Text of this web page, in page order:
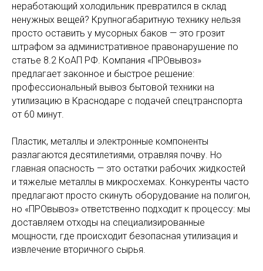
неработающий холодильник превратился в склад
ненужных вещей? Крупногабаритную технику нельзя
просто оставить у мусорных баков — это грозит
штрафом за административное правонарушение по
статье 8.2 КоАП РФ. Компания «ПРОвывоз»
предлагает законное и быстрое решение:
профессиональный вывоз бытовой техники на
утилизацию в Краснодаре с подачей спецтранспорта
от 60 минут.
Пластик, металлы и электронные компоненты
разлагаются десятилетиями, отравляя почву. Но
главная опасность — это остатки рабочих жидкостей
и тяжелые металлы в микросхемах. Конкуренты часто
предлагают просто скинуть оборудование на полигон,
но «ПРОвывоз» ответственно подходит к процессу: мы
доставляем отходы на специализированные
мощности, где происходит безопасная утилизация и
извлечение вторичного сырья.